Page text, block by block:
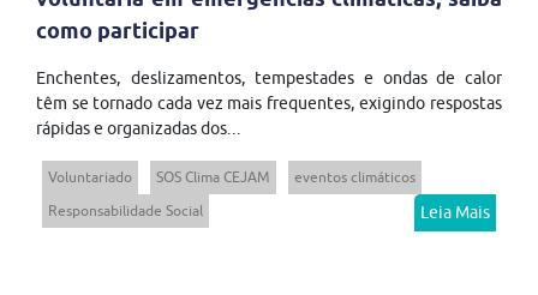
como participar
Enchentes, deslizamentos, tempestades e ondas de calor
têm se tornado cada vez mais frequentes, exigindo respostas
rápidas e organizadas dos...
Voluntariado SOS Clima CEJAM
eventos climáticos
Responsabilidade Social
Leia Mais